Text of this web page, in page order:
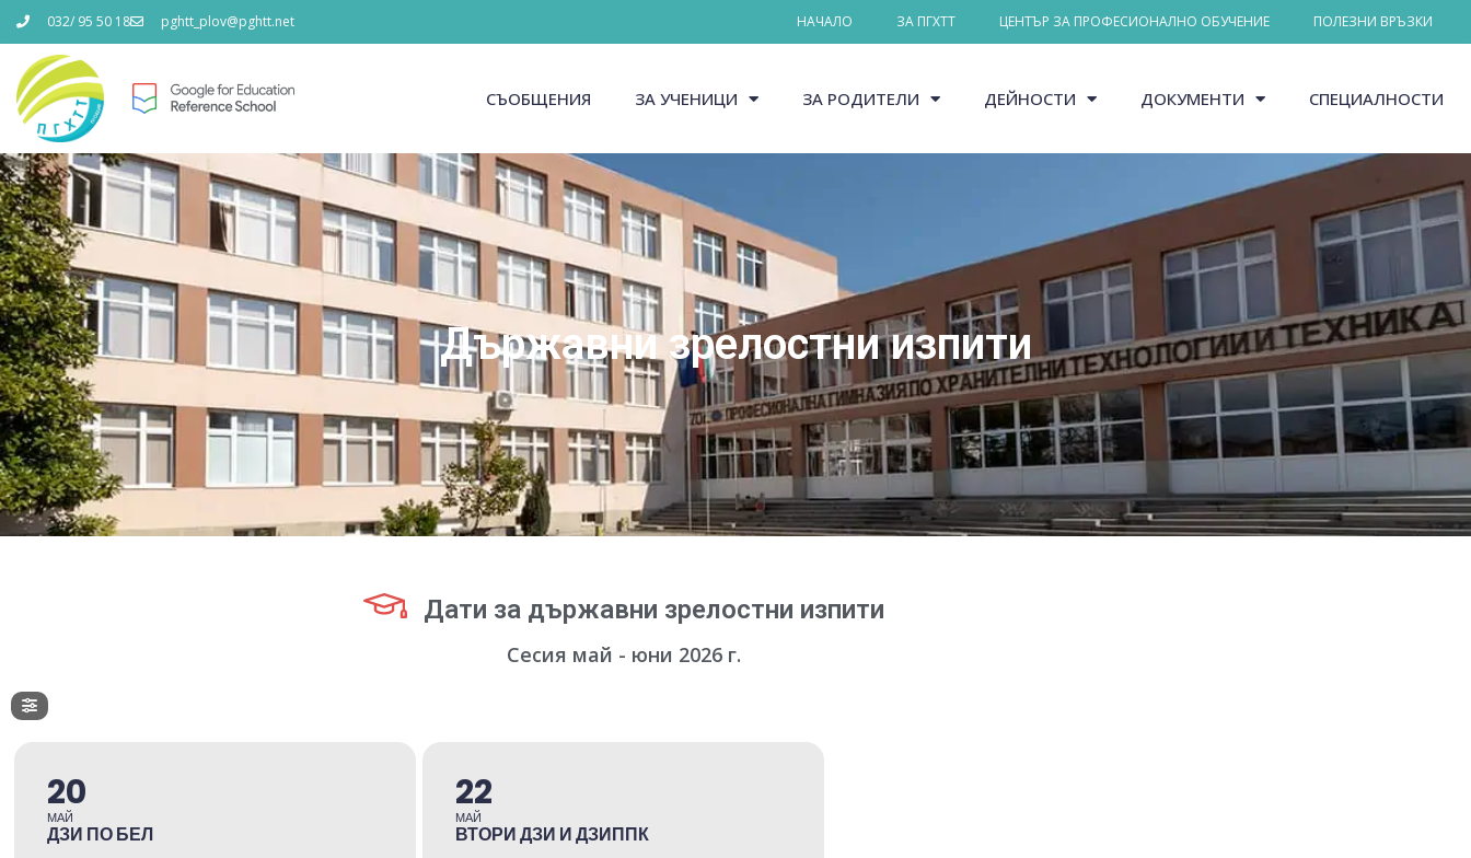
032/ 95 50 18 pghtt_plov@pghtt.net НАЧАЛО ЗА ПГХТТ ЦЕНТЪР ЗА ПРОФЕСИОНАЛНО ОБУЧЕНИЕ ПОЛЕЗНИ ВРЪЗКИ
СЪОБЩЕНИЯ ЗА УЧЕНИЦИ ЗА РОДИТЕЛИ ДЕЙНОСТИ ДОКУМЕНТИ СПЕЦИАЛНОСТИ
Държавни зрелостни изпити
Дати за държавни зрелостни изпити
Сесия май - юни 2026 г.
20
МАЙ
ДЗИ ПО БЕЛ
22
МАЙ
ВТОРИ ДЗИ И ДЗИППК